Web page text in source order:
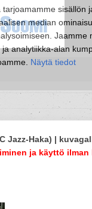
tarjoamamme sisällön
median
Jaamme
analytiikka-alan
Näytä tiedot
Jazz-Haka) |
ja käyttö ilman